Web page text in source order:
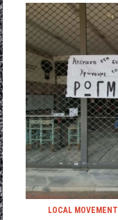
LOCAL MOVEMENT